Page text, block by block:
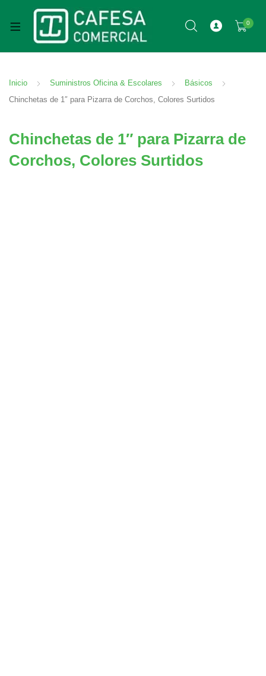
0
Inicio Suministros Oficina & Escolares
Básicos
Chinchetas de 1″ para Pizarra de Corchos, Colores Surtidos
Chinchetas de 1″ para Pizarra de
Corchos, Colores Surtidos